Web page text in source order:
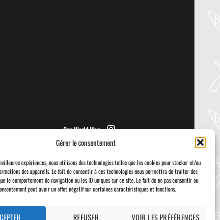
Gérer le consentement
expériences, nous utilisons des technologies telles que les cookies pour stocker et/ou
des appareils. Le fait de consentir à ces technologies nous permettra de traiter des
le comportement de navigation ou les ID uniques sur ce site. Le fait de ne pas consentir ou
peut avoir un effet négatif sur certaines caractéristiques et fonctions.
REFUSER VOIR LES PRÉFÉRENCES
Sup World Mag
Visa PayPal Stripe MasterCard
Delivery